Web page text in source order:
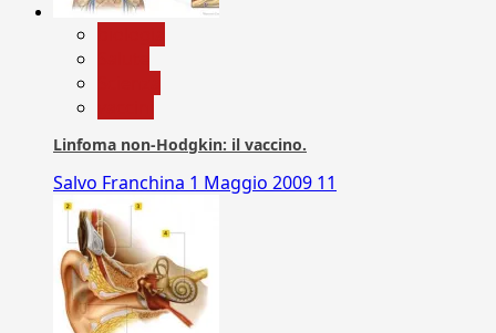
Linfoma non-Hodgkin: il vaccino.
Salvo Franchina 1 Maggio 2009 11